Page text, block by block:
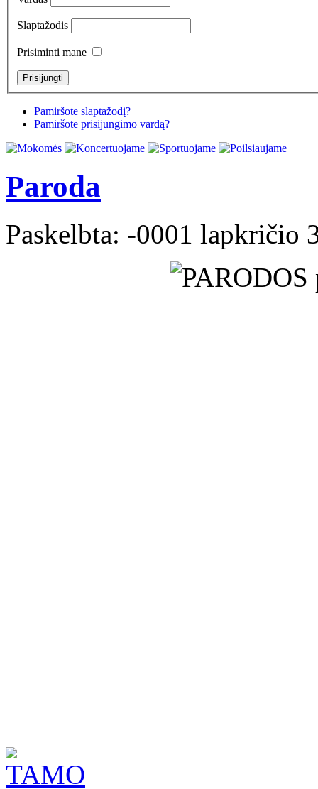
Slaptažodis
Prisiminti mane
Pamiršote slaptažodį?
Pamiršote prisijungimo vardą?
Paroda
Paskelbta: -0001 lapkričio